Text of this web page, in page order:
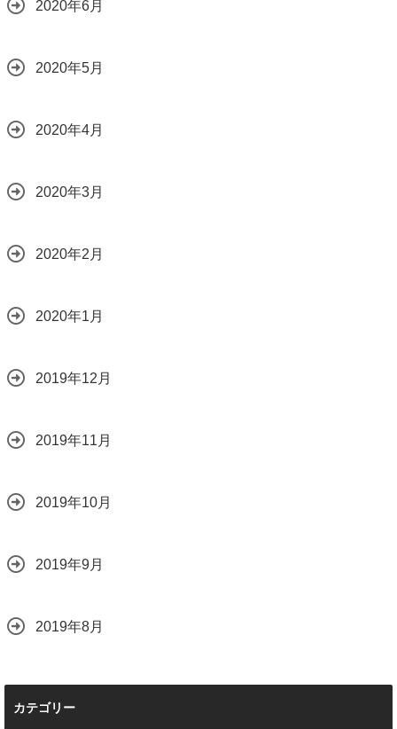
2020年6月
2020年5月
2020年4月
2020年3月
2020年2月
2020年1月
2019年12月
2019年11月
2019年10月
2019年9月
2019年8月
カテゴリー